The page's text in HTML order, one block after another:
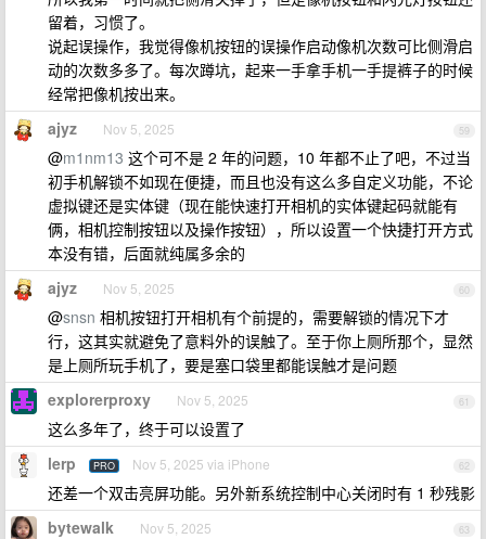
留着，习惯了。
说起误操作，我觉得像机按钮的误操作启动像机次数可比侧滑启
动的次数多多了。每次蹲坑，起来一手拿手机一手提裤子的时候
经常把像机按出来。
59
ajyz Nov 5, 2025
@m1nm13 这个可不是 2 年的问题，10 年都不止了吧，不过当
初手机解锁不如现在便捷，而且也没有这么多自定义功能，不论
虚拟键还是实体键（现在能快速打开相机的实体键起码就能有
俩，相机控制按钮以及操作按钮），所以设置一个快捷打开方式
本没有错，后面就纯属多余的
60
ajyz Nov 5, 2025
@snsn 相机按钮打开相机有个前提的，需要解锁的情况下才
行，这其实就避免了意料外的误触了。至于你上厕所那个，显然
是上厕所玩手机了，要是塞口袋里都能误触才是问题
61
explorerproxy Nov 5, 2025
这么多年了，终于可以设置了
62
lerp PRO Nov 5, 2025 via iPhone
还差一个双击亮屏功能。另外新系统控制中心关闭时有 1 秒残影
63
bytewalk Nov 5, 2025